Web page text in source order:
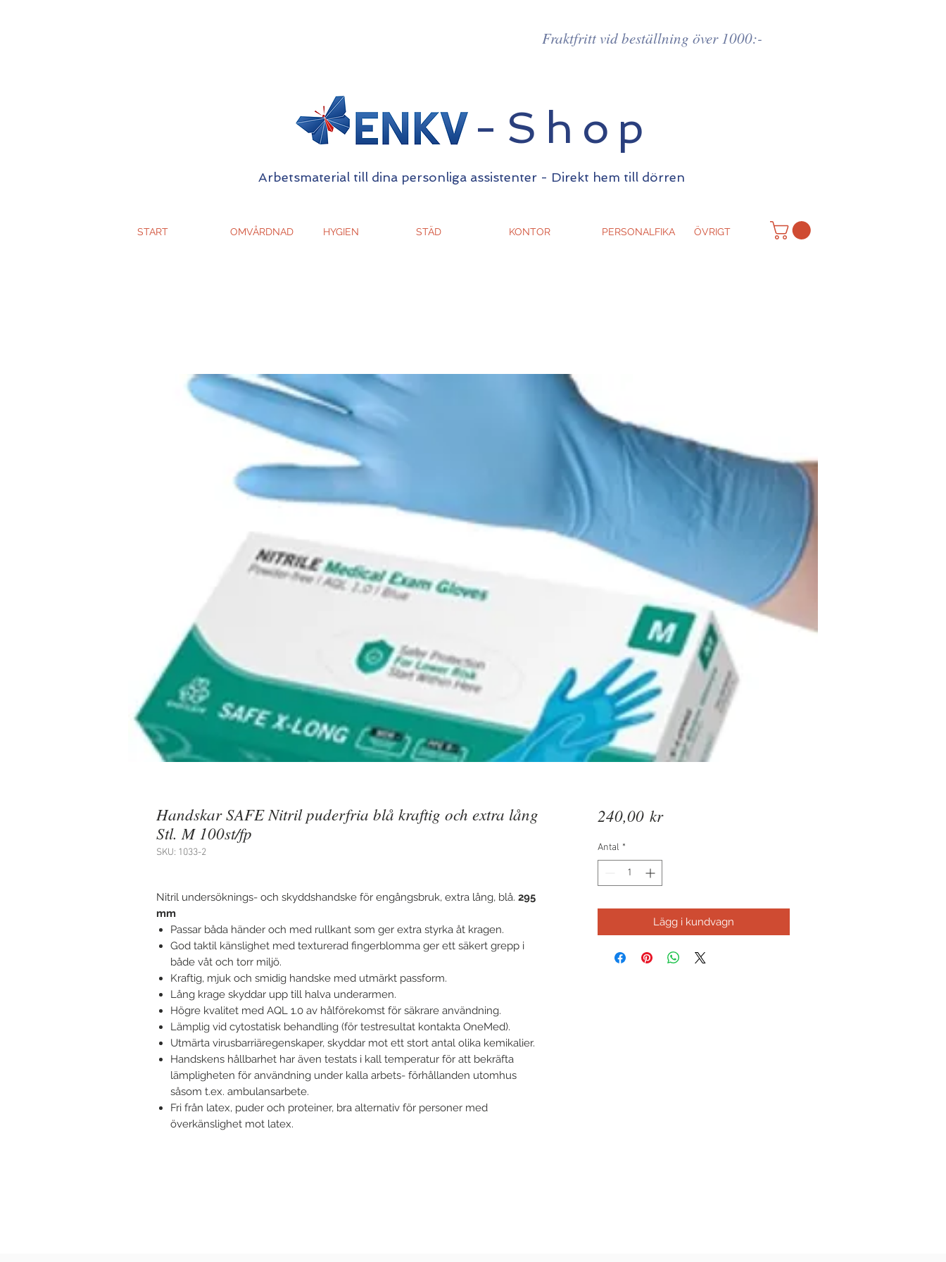
Fraktfritt vid beställning över 1000:-
-Shop
Arbetsmaterial till dina personliga assistenter - Direkt hem till dörren
START OMVÅRDNAD HYGIEN STÄD KONTOR PERSONALFIKA ÖVRIGT
Handskar SAFE Nitril puderfria blå kraftig och extra lång
Stl. M 100st/fp
SKU: 1033-2
Nitril undersöknings- och skyddshandske för engångsbruk, extra lång, blå. 295
mm
Passar båda händer och med rullkant som ger extra styrka åt kragen.
God taktil känslighet med texturerad fingerblomma ger ett säkert grepp i
både våt och torr miljö.
Kraftig, mjuk och smidig handske med utmärkt passform.
Lång krage skyddar upp till halva underarmen.
Högre kvalitet med AQL 1.0 av hålförekomst för säkrare användning.
Lämplig vid cytostatisk behandling (för testresultat kontakta OneMed).
Utmärta virusbarriäregenskaper, skyddar mot ett stort antal olika kemikalier.
Handskens hållbarhet har även testats i kall temperatur för att bekräfta
lämpligheten för användning under kalla arbets- förhållanden utomhus
såsom t.ex. ambulansarbete.
Fri från latex, puder och proteiner, bra alternativ för personer med
överkänslighet mot latex.
240,00 krPris
Antal *
Lägg i kundvagn